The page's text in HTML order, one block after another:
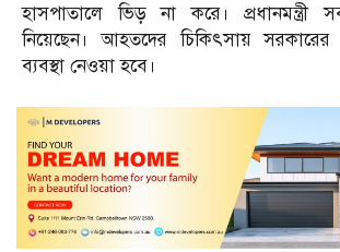
হাসপাতালে ভিড় না করে। প্রধানমন্ত্রী
নিয়েছেন। আহতদের চিকিৎসায়
ব্যবস্থা নেওয়া হবে।